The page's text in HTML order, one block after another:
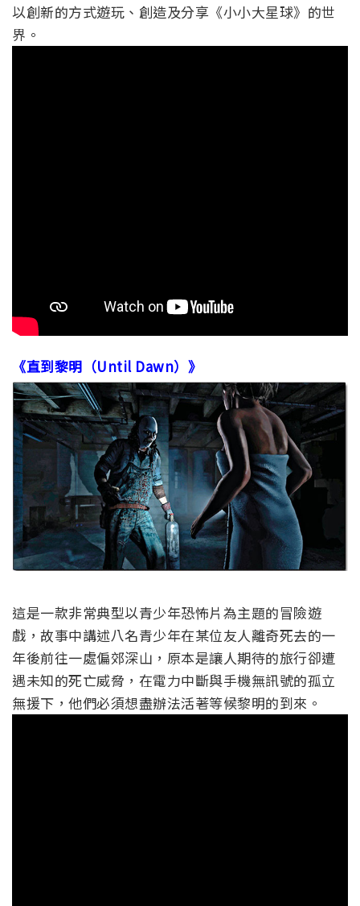
以創新的方式遊玩、創造及分享《小小大星球》的世
界。
《直到黎明（Until Dawn）》
這是一款非常典型以青少年恐怖片為主題的冒險遊
戲，故事中講述八名青少年在某位友人離奇死去的一
年後前往一處偏郊深山，原本是讓人期待的旅行卻遭
遇未知的死亡威脅，在電力中斷與手機無訊號的孤立
無援下，他們必須想盡辦法活著等候黎明的到來。